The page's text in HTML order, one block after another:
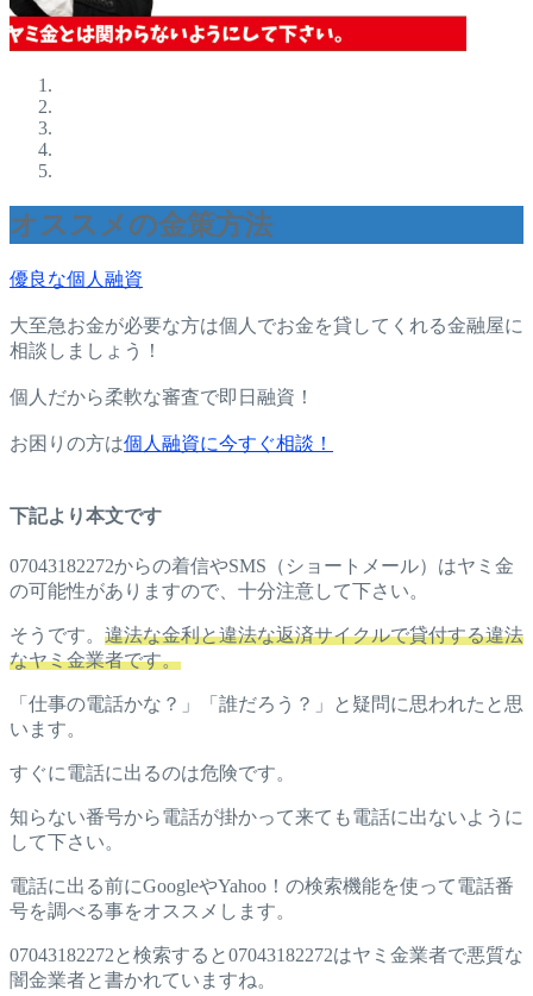
オススメの金策方法
優良な個人融資
大至急お金が必要な方は個人でお金を貸してくれる金融屋に
相談しましょう！
個人だから柔軟な審査で即日融資！
お困りの方は個人融資に今すぐ相談！
下記より本文です
07043182272からの着信やSMS（ショートメール）はヤミ金
の可能性がありますので、十分注意して下さい。
そうです。 違法な金利と違法な返済サイクルで貸付する違法
なヤミ金業者です。
「仕事の電話かな？」「誰だろう？」と疑問に思われたと思
います。
すぐに電話に出るのは危険です。
知らない番号から電話が掛かって来ても電話に出ないように
して下さい。
電話に出る前にGoogleやYahoo！の検索機能を使って電話番
号を調べる事をオススメします。
07043182272と検索すると07043182272はヤミ金業者で悪質な
闇金業者と書かれていますね。